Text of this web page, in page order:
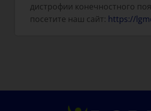
дистрофии конечностного
посетите наш сайт: https://